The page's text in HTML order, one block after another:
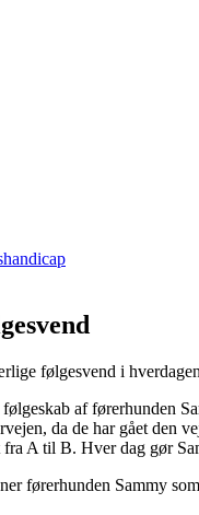
følgesvend i
af førerhunden
da de har gået den
A til B. Hver dag gør